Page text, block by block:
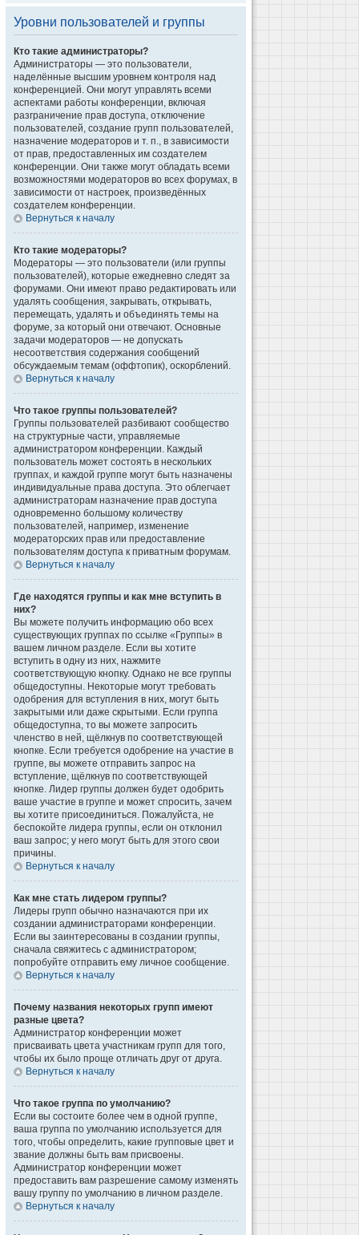
Уровни пользователей и группы
Кто такие администраторы?
Администраторы — это пользователи,
наделённые высшим уровнем контроля над
конференцией. Они могут управлять всеми
аспектами работы конференции, включая
разграничение прав доступа, отключение
пользователей, создание групп пользователей,
назначение модераторов и т. п., в зависимости
от прав, предоставленных им создателем
конференции. Они также могут обладать всеми
возможностями модераторов во всех форумах, в
зависимости от настроек, произведённых
создателем конференции.
Вернуться к началу
Кто такие модераторы?
Модераторы — это пользователи (или группы
пользователей), которые ежедневно следят за
форумами. Они имеют право редактировать или
удалять сообщения, закрывать, открывать,
перемещать, удалять и объединять темы на
форуме, за который они отвечают. Основные
задачи модераторов — не допускать
несоответствия содержания сообщений
обсуждаемым темам (оффтопик), оскорблений.
Вернуться к началу
Что такое группы пользователей?
Группы пользователей разбивают сообщество
на структурные части, управляемые
администратором конференции. Каждый
пользователь может состоять в нескольких
группах, и каждой группе могут быть назначены
индивидуальные права доступа. Это облегчает
администраторам назначение прав доступа
одновременно большому количеству
пользователей, например, изменение
модераторских прав или предоставление
пользователям доступа к приватным форумам.
Вернуться к началу
Где находятся группы и как мне вступить в
них?
Вы можете получить информацию обо всех
существующих группах по ссылке «Группы» в
вашем личном разделе. Если вы хотите
вступить в одну из них, нажмите
соответствующую кнопку. Однако не все группы
общедоступны. Некоторые могут требовать
одобрения для вступления в них, могут быть
закрытыми или даже скрытыми. Если группа
общедоступна, то вы можете запросить
членство в ней, щёлкнув по соответствующей
кнопке. Если требуется одобрение на участие в
группе, вы можете отправить запрос на
вступление, щёлкнув по соответствующей
кнопке. Лидер группы должен будет одобрить
ваше участие в группе и может спросить, зачем
вы хотите присоединиться. Пожалуйста, не
беспокойте лидера группы, если он отклонил
ваш запрос; у него могут быть для этого свои
причины.
Вернуться к началу
Как мне стать лидером группы?
Лидеры групп обычно назначаются при их
создании администраторами конференции.
Если вы заинтересованы в создании группы,
сначала свяжитесь с администратором;
попробуйте отправить ему личное сообщение.
Вернуться к началу
Почему названия некоторых групп имеют
разные цвета?
Администратор конференции может
присваивать цвета участникам групп для того,
чтобы их было проще отличать друг от друга.
Вернуться к началу
Что такое группа по умолчанию?
Если вы состоите более чем в одной группе,
ваша группа по умолчанию используется для
того, чтобы определить, какие групповые цвет и
звание должны быть вам присвоены.
Администратор конференции может
предоставить вам разрешение самому изменять
вашу группу по умолчанию в личном разделе.
Вернуться к началу